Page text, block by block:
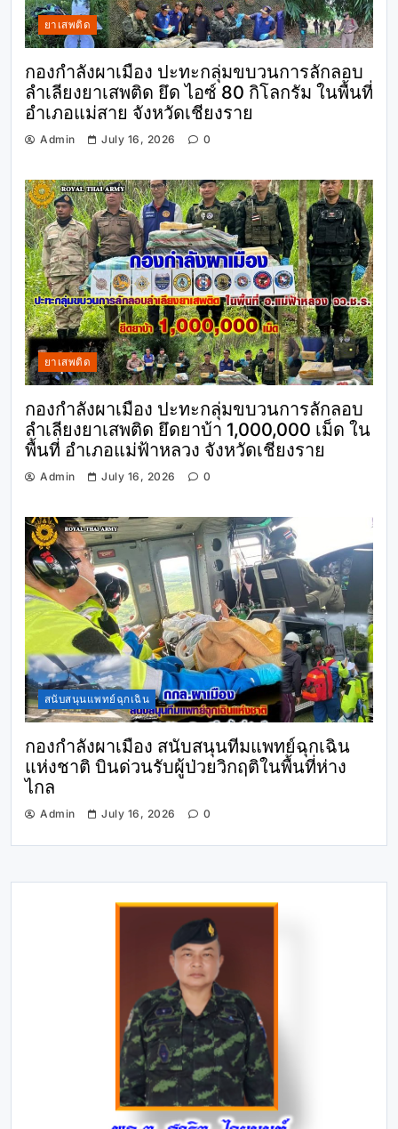
ยาเสพติด
กองกำลังผาเมือง ปะทะกลุ่มขบวนการลักลอบ
ลำเลียงยาเสพติด ยึด ไอซ์ 80 กิโลกรัม ในพื้นที่
อำเภอแม่สาย จังหวัดเชียงราย
Admin July 16, 2026 0
ยาเสพติด
กองกำลังผาเมือง ปะทะกลุ่มขบวนการลักลอบ
ลำเลียงยาเสพติด ยึดยาบ้า 1,000,000 เม็ด ใน
พื้นที่ อำเภอแม่ฟ้าหลวง จังหวัดเชียงราย
Admin July 16, 2026 0
สนับสนุนแพทย์ฉุกเฉิน
กองกำลังผาเมือง สนับสนุนทีมแพทย์ฉุกเฉิน
แห่งชาติ บินด่วนรับผู้ป่วยวิกฤติในพื้นที่ห่าง
ไกล
Admin July 16, 2026 0